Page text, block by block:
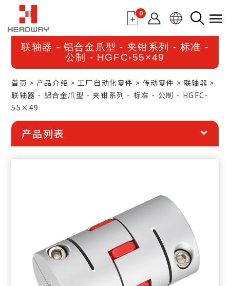
0
联轴器 - 铝合金爪型 - 夹钳系列 - 标准 -
公制 - HGFC-55×49
首页 产品介绍 工厂自动化零件 传动零件
联轴器
联轴器 - 铝合金爪型 - 夹钳系列 - 标准 - 公制 - HGFC-
55×49
产品列表